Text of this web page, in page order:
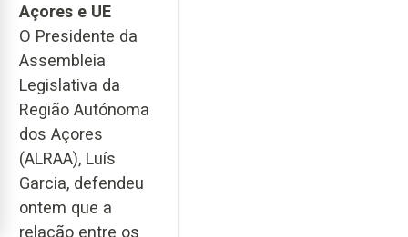
Açores e UE
O Presidente da
Assembleia
Legislativa da
Região Autónoma
dos Açores
(ALRAA), Luís
Garcia, defendeu
ontem que a
relação entre os